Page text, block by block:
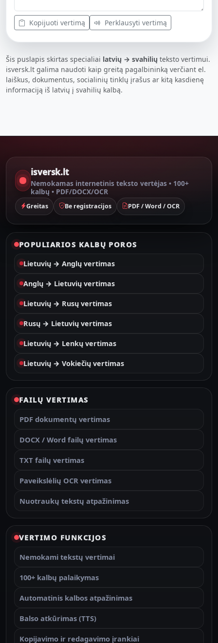
Kopijuoti vertimą Perklausyti vertimą
Šis puslapis skirtas specialiai latvių → svahilių teksto vertimui.
isversk.lt galima naudoti kaip greitą pagalbininką verčiant el.
laiškus, dokumentus, socialinių tinklų įrašus ar kitą kasdienę
informaciją iš latvių į svahilių kalbą.
isversk.lt
Nemokamas internetinis teksto vertėjas • 100+
kalbų • PDF/DOCX/OCR
Greitas Be registracijos PDF / Word / OCR
POPULIARIOS KALBŲ POROS
Lietuvių → Anglų vertimas
Anglų → Lietuvių vertimas
Lietuvių → Rusų vertimas
Rusų → Lietuvių vertimas
Lietuvių → Lenkų vertimas
Lietuvių → Vokiečių vertimas
FAILŲ VERTIMAS
PDF dokumentų vertimas
DOCX / Word failų vertimas
TXT failų vertimas
Paveikslėlių OCR vertimas
Nuotraukų tekstų atpažinimas
VERTIMO FUNKCIJOS
Nemokami tekstų vertimai
100+ kalbų palaikymas
Automatinis kalbos atpažinimas
Balso atkūrimas (TTS)
Kopijavimo ir redagavimo įrankiai